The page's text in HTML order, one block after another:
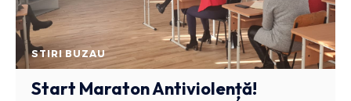
STIRI BUZAU
Start Maraton Antiviolență!